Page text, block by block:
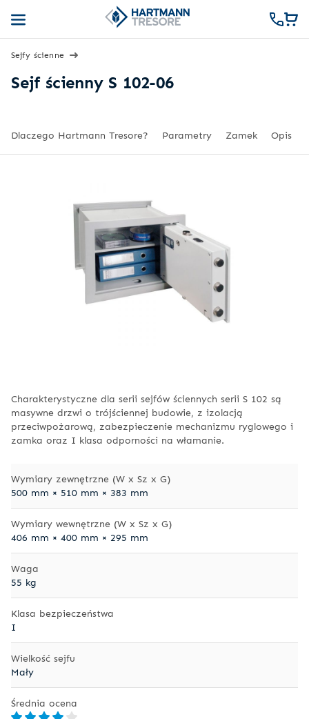
Sejfy ścienne
Sejf ścienny S 102-06
Charakterystyczne dla serii sejfów ściennych serii S 102 są
masywne drzwi o trójściennej budowie, z izolacją
przeciwpożarową, zabezpieczenie mechanizmu ryglowego i
zamka oraz I klasa odporności na włamanie.
Wymiary zewnętrzne (W x Sz x G)
500 mm × 510 mm × 383 mm
Wymiary wewnętrzne (W x Sz x G)
406 mm × 400 mm × 295 mm
Waga
55 kg
Klasa bezpieczeństwa
I
Wielkość sejfu
Mały
Średnia ocena
Dlaczego Hartmann Tresore? Parametry Zamek Opis